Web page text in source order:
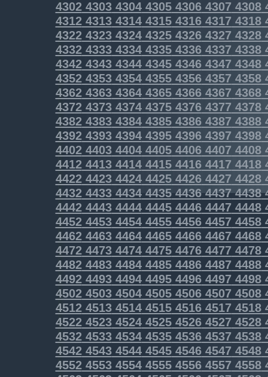
430243034304430543064307 4308
431243134314431543164317 4318
432243234324432543264327 4328
433243334334433543364337 4338
434243434344434543464347 4348
435243534354435543564357 4358
436243634364436543664367 4368
437243734374437543764377 4378
438243834384438543864387 4388
439243934394439543964397 4398
440244034404440544064407 4408
441244134414441544164417 4418
442244234424442544264427 4428
4432443344344435443644374438
4442444344444445444644474448
4452445344544455445644574458
4462446344644465446644674468
4472447344744475447644774478
4482448344844485448644874488
4492449344944495449644974498
4502450345044505450645074508
4512451345144515451645174518
4522452345244525452645274528
4532453345344535453645374538
4542454345444545454645474548
4552455345544555455645574558